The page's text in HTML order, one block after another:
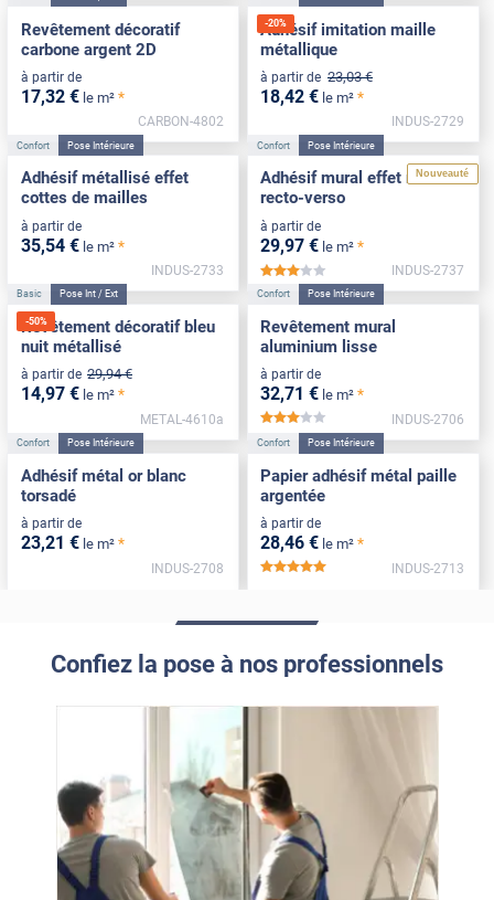
Revêtement décoratif
carbone argent 2D
à partir de
17,32 € le m² *
CARBON-4802
-20%
Adhésif imitation maille
métallique
à partir de 23,03 €
18,42 € le m² *
INDUS-2729
Confort Pose Intérieure
Adhésif métallisé effet
cottes de mailles
à partir de
35,54 € le m² *
INDUS-2733
Nouveauté
Confort Pose Intérieure
Adhésif mural effet miroir
recto-verso
à partir de
29,97 € le m² *
*****
INDUS-2737
-50%
Basic Pose Int / Ext
Revêtement décoratif bleu
nuit métallisé
à partir de 29,94 €
14,97 € le m² *
METAL-4610a
Confort Pose Intérieure
Revêtement mural
aluminium lisse
à partir de
32,71 € le m² *
*****
INDUS-2706
Confort Pose Intérieure
Adhésif métal or blanc
torsadé
à partir de
23,21 € le m² *
INDUS-2708
Confort Pose Intérieure
Papier adhésif métal paille
argentée
à partir de
28,46 € le m² *
INDUS-2713
Confiez la pose à nos professionnels